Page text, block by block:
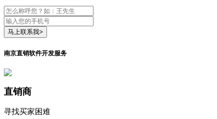
南京直销软件开发服务
直销商
寻找买家困难